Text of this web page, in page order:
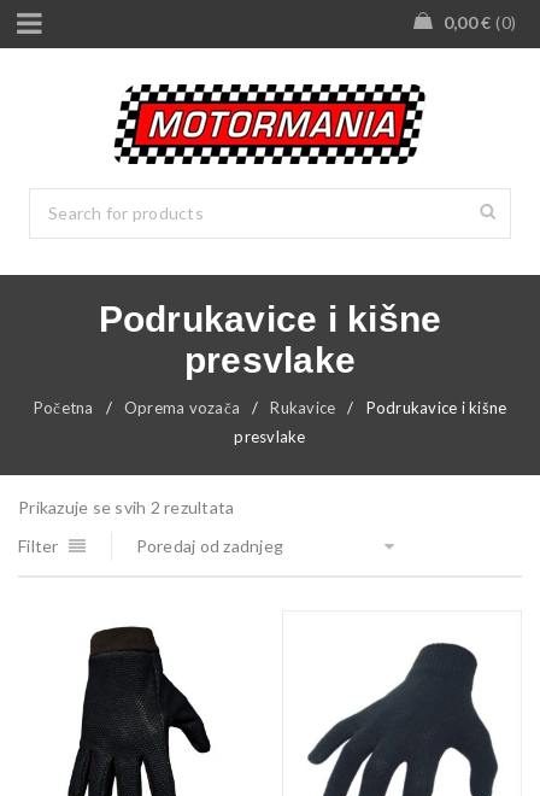
0,00€ 0
Podrukavice i kišne
presvlake
Početna / Oprema vozača / Rukavice /
Podrukavice i kišne
presvlake
Prikazuje se svih 2 rezultata
Filter
Poredaj od zadnjeg